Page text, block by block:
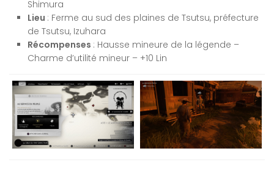
Shimura
Lieu : Ferme au sud des plaines de Tsutsu, préfecture
de Tsutsu, Izuhara
Récompenses : Hausse mineure de la légende –
Charme d’utilité mineur – +10 Lin